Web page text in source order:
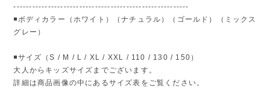
--------------------------------------------------------
◾️ボディカラー（ホワイト）（ナチュラル）（ゴールド）（ミックス
グレー）
◾️サイズ（S / M / L / XL / XXL / 110 / 130 / 150）
大人からキッズサイズまでございます。
詳細は商品画像の中にあるサイズ表をご覧ください。